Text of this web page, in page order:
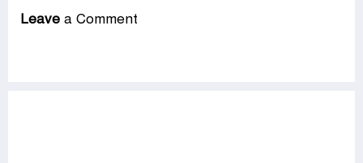
Leave a Comment